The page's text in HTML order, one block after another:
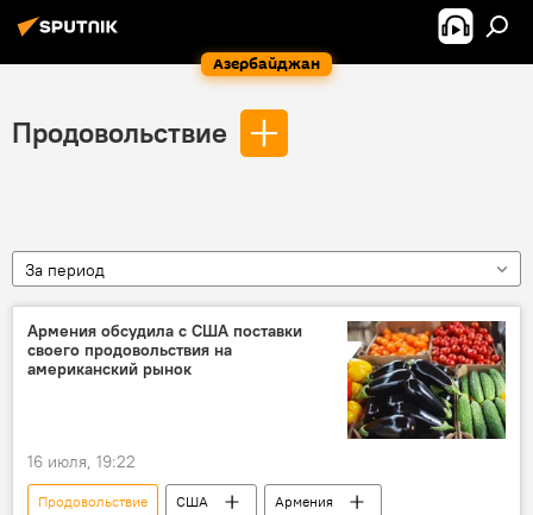
Азербайджан
Продовольствие
За период
Армения обсудила с США поставки
своего продовольствия на
американский рынок
16 июля, 19:22
Продовольствие США Армения